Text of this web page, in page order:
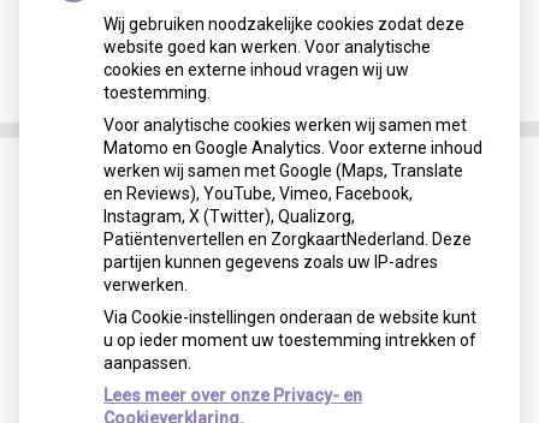
Wij gebruiken noodzakelijke cookies zodat deze
website goed kan werken. Voor analytische
cookies en externe inhoud vragen wij uw
toestemming.
Voor analytische cookies werken wij samen met
Matomo en Google Analytics. Voor externe inhoud
werken wij samen met Google (Maps, Translate
en Reviews), YouTube, Vimeo, Facebook,
Instagram, X (Twitter), Qualizorg,
Patiëntenvertellen en ZorgkaartNederland. Deze
partijen kunnen gegevens zoals uw IP-adres
verwerken.
Via Cookie-instellingen onderaan de website kunt
u op ieder moment uw toestemming intrekken of
aanpassen.
Lees meer over onze Privacy- en
Cookieverklaring.